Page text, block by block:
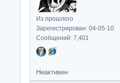
Из прошлого
Зарегистрирован: 04-05-10
Сообщений: 7,401
Неактивен